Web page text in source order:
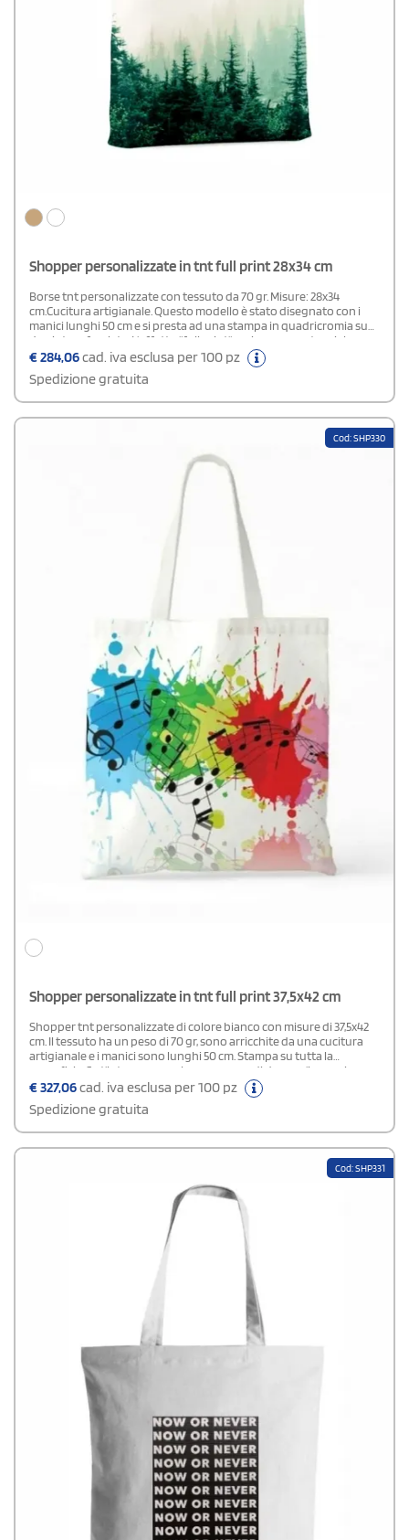
Shopper personalizzate in tnt full print 28x34 cm
Borse tnt personalizzate con tessuto da 70 gr. Misure: 28x34
cm.Cucitura artigianale. Questo modello è stato disegnato con i
manici lunghi 50 cm e si presta ad una stampa in quadricromia su
due intere facciate. L'effetto "full print" assicura un potenziale
pubblicitario molto grande a queste shopper che puoi regalare
€284,06cad. iva esclusa per 100 pz
Spedizione gratuita
Cod: SHP330
Shopper personalizzate in tnt full print 37,5x42 cm
Shopper tnt personalizzate di colore bianco con misure di 37,5x42
cm. Il tessuto ha un peso di 70 gr, sono arricchite da una cucitura
artigianale e i manici sono lunghi 50 cm. Stampa su tutta la
superficie. Se t'interessa una borsa capace di dare un'immagine
nitida al tuo logo aziendale, questo modello ha tutto per essere un
€327,06cad. iva esclusa per 100 pz
Spedizione gratuita
Cod: SHP331